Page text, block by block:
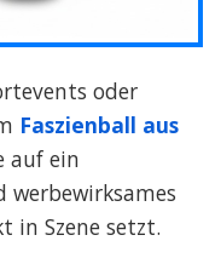
oder
Faszienball aus
auf ein
in Szene setzt.